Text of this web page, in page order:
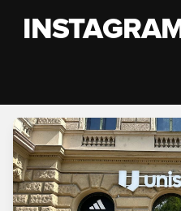
INSTAGRAM